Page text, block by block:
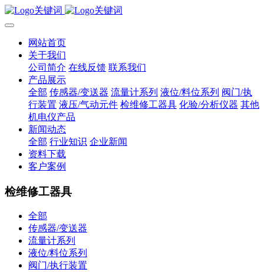
网站首页
关于我们
公司简介 在线反馈 联系我们
产品展示
全部 传感器/变送器 流量计系列 液位/料位系列 阀门/执
行装置 液压/气动元件 检维修工器具 化验/分析仪器 其他
机电仪产品
新闻动态
全部 行业知识 企业新闻
资料下载
客户案例
检维修工器具
全部
传感器/变送器
流量计系列
液位/料位系列
阀门/执行装置